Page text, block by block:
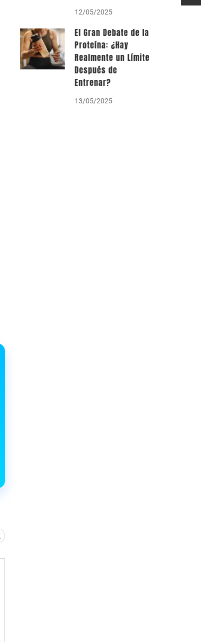
12/05/2025
El Gran Debate de la
Proteína: ¿Hay
Realmente un Límite
Después de
Entrenar?
13/05/2025